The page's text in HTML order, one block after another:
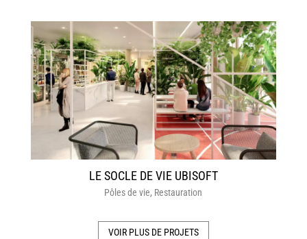
LE SOCLE DE VIE UBISOFT
Pôles de vie, Restauration
VOIR PLUS DE PROJETS